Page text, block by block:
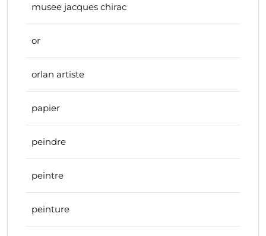
musee jacques chirac
or
orlan artiste
papier
peindre
peintre
peinture